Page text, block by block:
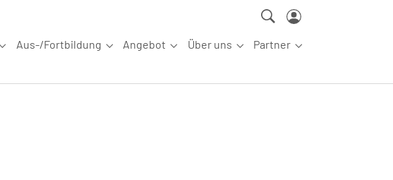
Submenu for "Wettkampfsport"
Aus-/Fortbildung
Submenu for "Aus-/Fortbildung"
Angebot
Submenu for "Angebot"
Über uns
Submenu for "Über uns"
Partner
Submenu for